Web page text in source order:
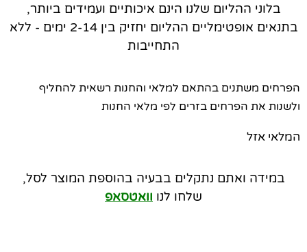
בלוני ההליום שלנו הינם איכותיים ועמידים ביותר,
בתנאים אופטימליים ההליום יחזיק בין 2-14 ימים - ללא
התחייבות
הפרחים משתנים בהתאם למלאי והחנות רשאית להחליף
ולשנות את הפרחים בזרים לפי מלאי החנות
המלאי אזל
במידה ואתם נתקלים בבעיה בהוספת המוצר לסל,
שלחו לנו וואטסאפ